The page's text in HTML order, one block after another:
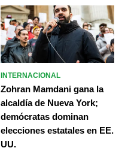
INTERNACIONAL
Zohran Mamdani gana la
alcaldía de Nueva York;
demócratas dominan
elecciones estatales en EE.
UU.